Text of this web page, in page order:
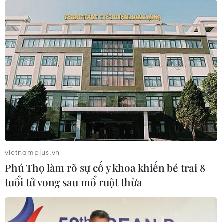
NATO ưu tiên đẩy nhanh chuyển
giao hệ thống phòng không cho
Ukraine
06/08/2026 12:24
Thắt chặt tình hữu nghị sắt son giữa
các cựu chuyên gia quân sự Nga với
Việt Nam
06/08/2026 06:23
Anh công bố kết quả điều tra ban
đầu vụ đâm dao ở trung tâm London
06/08/2026 06:00
vietnamplus.vn
Phú Thọ làm rõ sự cố y khoa khiến bé trai 8
tuổi tử vong sau mổ ruột thừa